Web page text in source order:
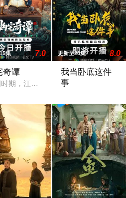
爱人程桉、恩师林晚媚的双重背
集 7.0
奇谭
时期，江淮与迅哥组成说书班子，偶
更新至20集 8.0
我当卧底这件
事